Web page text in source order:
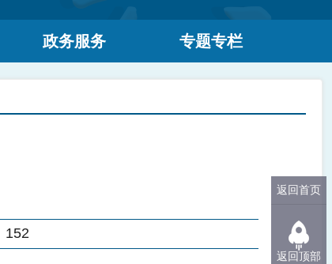
政务服务 专题专栏
152
返回首页
返回顶部